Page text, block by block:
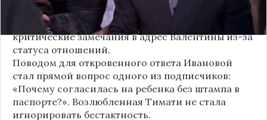
засыпали их поздравлениями. Однако
некоторые комментаторы позволили себе
критические замечания в адрес Валентины из-за
статуса отношений.
Поводом для откровенного ответа Ивановой
стал прямой вопрос одного из подписчиков:
«Почему согласилась на ребенка без штампа в
паспорте?». Возлюбленная Тимати не стала
игнорировать бестактность.